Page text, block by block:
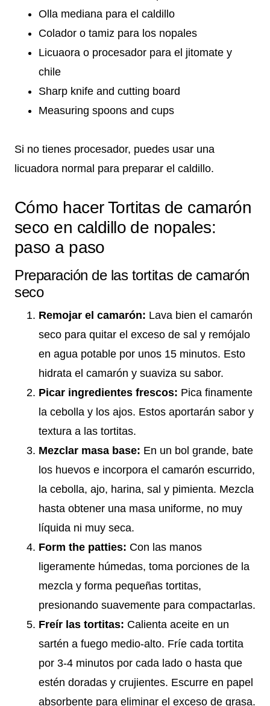
Olla mediana para el caldillo
Colador o tamiz para los nopales
Licuaora o procesador para el jitomate y
chile
Sharp knife and cutting board
Measuring spoons and cups
Si no tienes procesador, puedes usar una
licuadora normal para preparar el caldillo.
Cómo hacer Tortitas de camarón
seco en caldillo de nopales:
paso a paso
Preparación de las tortitas de camarón
seco
Remojar el camarón: Lava bien el camarón
seco para quitar el exceso de sal y remójalo
en agua potable por unos 15 minutos. Esto
hidrata el camarón y suaviza su sabor.
Picar ingredientes frescos: Pica finamente
la cebolla y los ajos. Estos aportarán sabor y
textura a las tortitas.
Mezclar masa base: En un bol grande, bate
los huevos e incorpora el camarón escurrido,
la cebolla, ajo, harina, sal y pimienta. Mezcla
hasta obtener una masa uniforme, no muy
líquida ni muy seca.
Form the patties: Con las manos
ligeramente húmedas, toma porciones de la
mezcla y forma pequeñas tortitas,
presionando suavemente para compactarlas.
Freír las tortitas: Calienta aceite en un
sartén a fuego medio-alto. Fríe cada tortita
por 3-4 minutos por cada lado o hasta que
estén doradas y crujientes. Escurre en papel
absorbente para eliminar el exceso de grasa.